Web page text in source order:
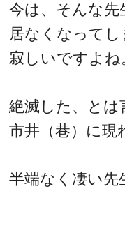
今は、そんな先
居なくなって
寂しいですよね
絶滅した、とは
市井（巷）に現
半端なく凄い先